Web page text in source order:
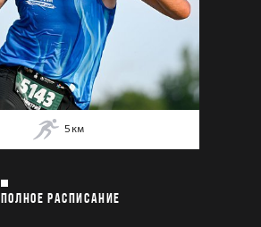
5 км
ПОЛНОЕ РАСПИСАНИЕ